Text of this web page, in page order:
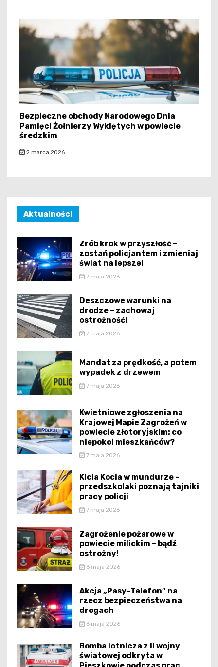
Bezpieczne obchody Narodowego Dnia
Pamięci Żołnierzy Wyklętych w powiecie
średzkim
2 marca 2026
Aktualności
Zrób krok w przyszłość –
zostań policjantem i zmieniaj
świat na lepsze!
7 maja 2026
Deszczowe warunki na
drodze – zachowaj
ostrożność!
7 maja 2026
Mandat za prędkość, a potem
wypadek z drzewem
7 maja 2026
Kwietniowe zgłoszenia na
Krajowej Mapie Zagrożeń w
powiecie złotoryjskim: co
niepokoi mieszkańców?
7 maja 2026
Kicia Kocia w mundurze –
przedszkolaki poznają tajniki
pracy policji
7 maja 2026
Zagrożenie pożarowe w
powiecie milickim – bądź
ostrożny!
6 maja 2026
Akcja „Pasy–Telefon” na
rzecz bezpieczeństwa na
drogach
6 maja 2026
Bomba lotnicza z II wojny
światowej odkryta w